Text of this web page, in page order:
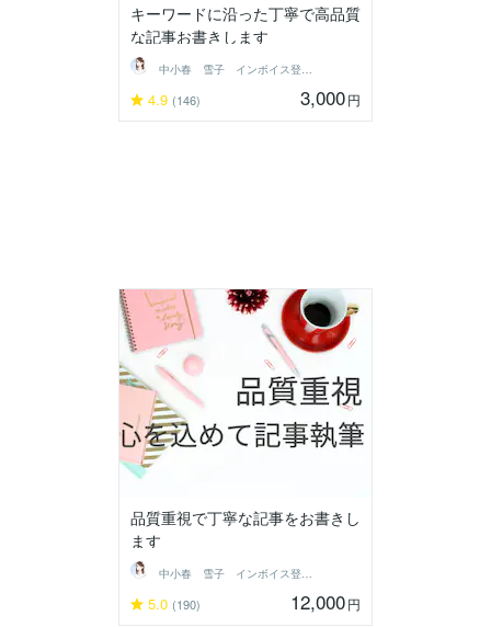
キーワードに沿った丁寧で高品質
な記事お書きします
中小春 雪子 インボイス登録済
4.9 (146) 3,000円
品質重視で丁寧な記事をお書きし
ます
中小春 雪子 インボイス登録済
5.0 (190) 12,000円